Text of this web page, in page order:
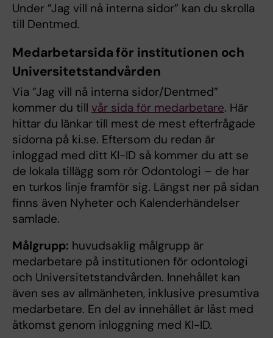
Under ”Jag vill nå interna sidor” kan du skrolla
till Dentmed.
Medarbetarsida för institutionen och
Universitetstandvården
Via ”Jag vill nå interna sidor/Dentmed”
kommer du till vår sida för medarbetare. Här
hittar du länkar till mest de mest efterfrågade
sidorna på ki.se. Eftersom du redan är
inloggad med ditt KI-ID så kommer du att se
de lokala tillägg som rör Odontologi – de har
en turkos linje framför sig. Längst ner på sidan
finns även Nyheter och Kalenderhändelser
samlade.
Målgrupp: huvudsaklig målgrupp är
medarbetare på institutionen för odontologi
och Universitetstandvården. Innehållet kan
även ses av allmänheten, inklusive presumtiva
medarbetare. En del av innehållet är låst med
åtkomst genom inloggning med KI-ID.